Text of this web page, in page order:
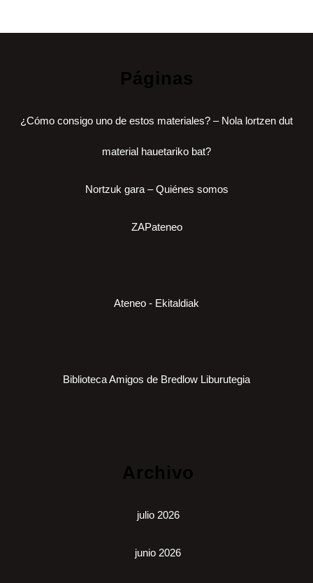
Páginas
¿Cómo consigo uno de estos materiales? – Nola lortzen dut
material hauetariko bat?
Nortzuk gara – Quiénes somos
ZAPateneo
Ateneo - Ekitaldiak
Biblioteca Amigos de Bredlow Liburutegia
Archivo
julio 2026
junio 2026